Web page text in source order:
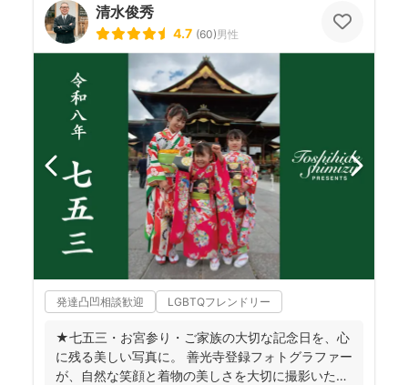
清水俊秀
4.7 (60)男性
発達凸凹相談歓迎 LGBTQフレンドリー
★七五三・お宮参り・ご家族の大切な記念日を、心
に残る美しい写真に。 善光寺登録フォトグラファー
が、自然な笑顔と着物の美しさを大切に撮影いたし